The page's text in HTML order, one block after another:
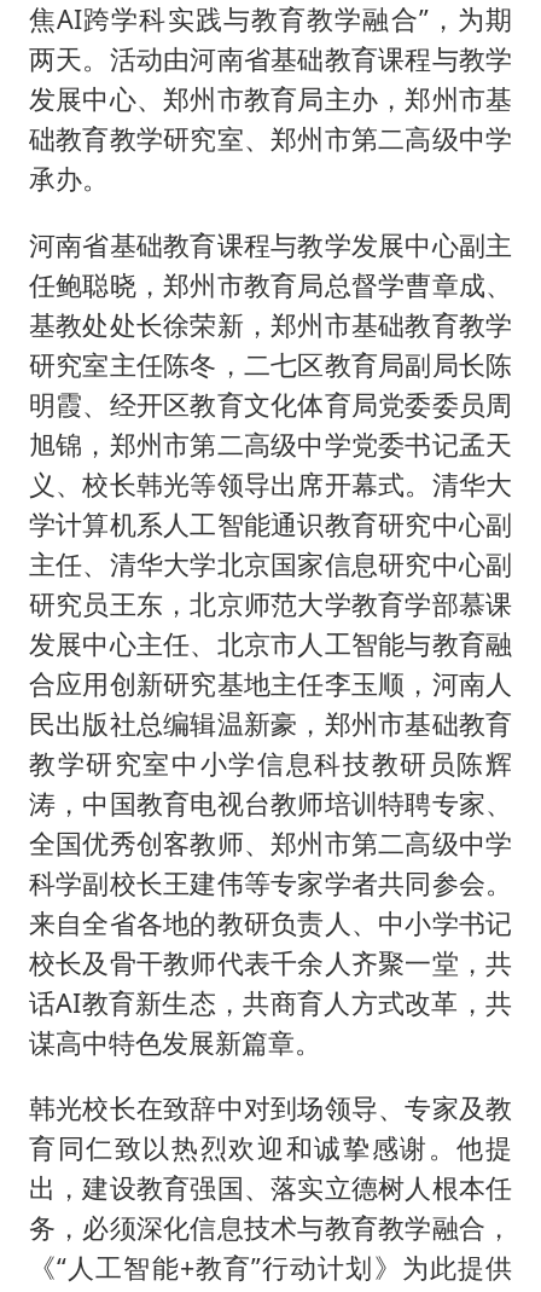
焦AI跨学科实践与教育教学融合”，为期
两天。活动由河南省基础教育课程与教学
发展中心、郑州市教育局主办，郑州市基
础教育教学研究室、郑州市第二高级中学
承办。
河南省基础教育课程与教学发展中心副主
任鲍聪晓，郑州市教育局总督学曹章成、
基教处处长徐荣新，郑州市基础教育教学
研究室主任陈冬，二七区教育局副局长陈
明霞、经开区教育文化体育局党委委员周
旭锦，郑州市第二高级中学党委书记孟天
义、校长韩光等领导出席开幕式。清华大
学计算机系人工智能通识教育研究中心副
主任、清华大学北京国家信息研究中心副
研究员王东，北京师范大学教育学部慕课
发展中心主任、北京市人工智能与教育融
合应用创新研究基地主任李玉顺，河南人
民出版社总编辑温新豪，郑州市基础教育
教学研究室中小学信息科技教研员陈辉
涛，中国教育电视台教师培训特聘专家、
全国优秀创客教师、郑州市第二高级中学
科学副校长王建伟等专家学者共同参会。
来自全省各地的教研负责人、中小学书记
校长及骨干教师代表千余人齐聚一堂，共
话AI教育新生态，共商育人方式改革，共
谋高中特色发展新篇章。
韩光校长在致辞中对到场领导、专家及教
育同仁致以热烈欢迎和诚挚感谢。他提
出，建设教育强国、落实立德树人根本任
务，必须深化信息技术与教育教学融合，
《“人工智能+教育”行动计划》为此提供